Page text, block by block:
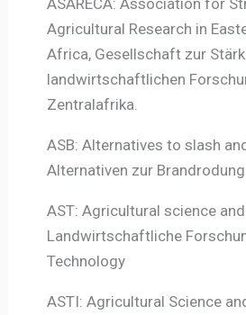
Agricultural Research in
Africa, Gesellschaft zur
landwirtschaftlichen
Zentralafrika.
ASB: Alternatives to slash
Alternativen zur Brandrodung
AST: Agricultural science
Landwirtschaftliche
Technology
ASTI: Agricultural Science